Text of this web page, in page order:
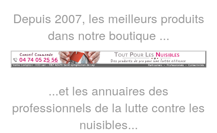
Depuis 2007, les meilleurs produits
dans notre boutique ...
...et les annuaires des
professionnels de la lutte contre les
nuisibles...